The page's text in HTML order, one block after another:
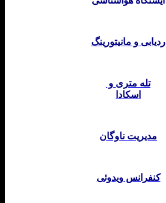
ردیابی و مانیتورینگ
تله متری و
اسکادا
مدیریت ناوگان
کنفرانس ویدوئی